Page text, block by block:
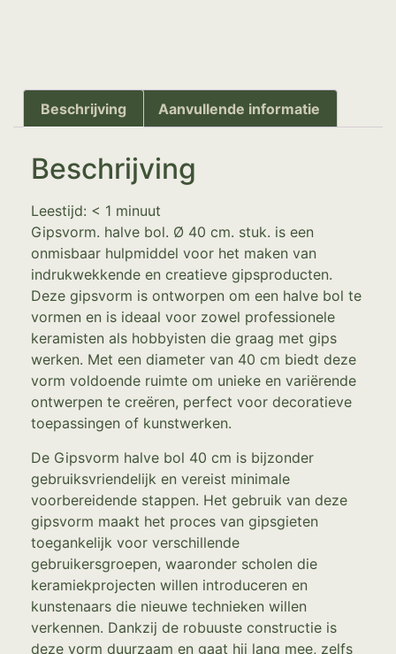
Beschrijving Aanvullende informatie
Beschrijving
Leestijd: < 1 minuut
Gipsvorm. halve bol. Ø 40 cm. stuk. is een
onmisbaar hulpmiddel voor het maken van
indrukwekkende en creatieve gipsproducten.
Deze gipsvorm is ontworpen om een halve bol te
vormen en is ideaal voor zowel professionele
keramisten als hobbyisten die graag met gips
werken. Met een diameter van 40 cm biedt deze
vorm voldoende ruimte om unieke en variërende
ontwerpen te creëren, perfect voor decoratieve
toepassingen of kunstwerken.
De Gipsvorm halve bol 40 cm is bijzonder
gebruiksvriendelijk en vereist minimale
voorbereidende stappen. Het gebruik van deze
gipsvorm maakt het proces van gipsgieten
toegankelijk voor verschillende
gebruikersgroepen, waaronder scholen die
keramiekprojecten willen introduceren en
kunstenaars die nieuwe technieken willen
verkennen. Dankzij de robuuste constructie is
deze vorm duurzaam en gaat hij lang mee, zelfs